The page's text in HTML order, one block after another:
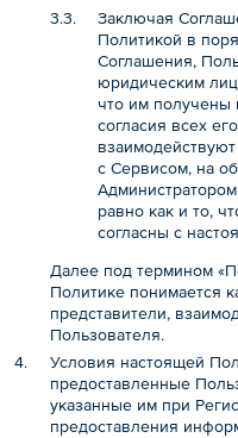
Заключая
Политикой в
Соглашения,
юридическим
что им получены
согласия всех
с Сервисом, на
равно как и то,
согласны с
Далее под термином
Политике понимается
представители,
Пользователя.
Условия настоящей
предоставленные
указанные им при
предоставления